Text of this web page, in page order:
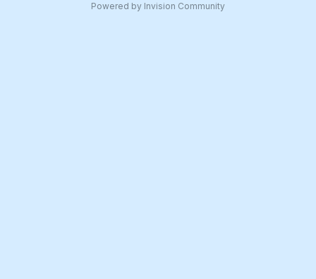
Powered by Invision Community